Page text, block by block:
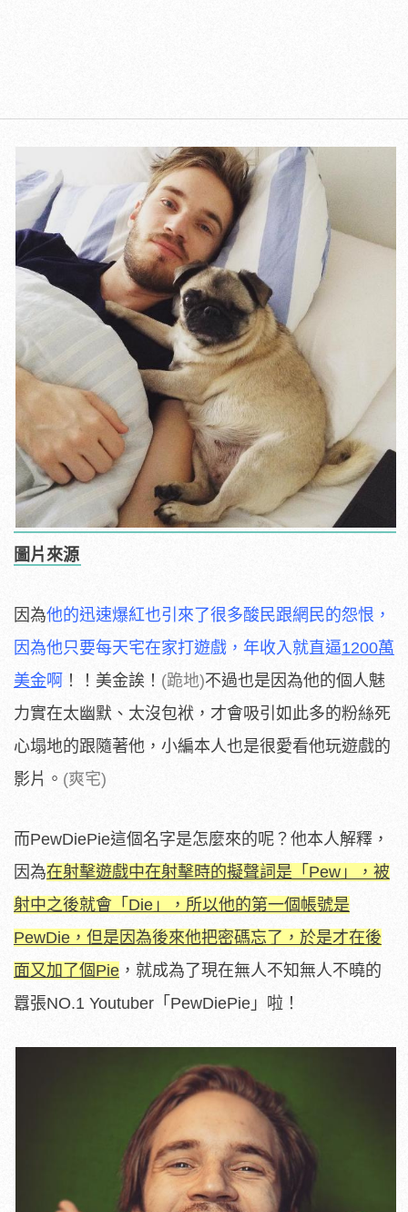
圖片來源
因為他的迅速爆紅也引來了很多酸民跟網民的怨恨，
因為他只要每天宅在家打遊戲，年收入就直逼1200萬
美金啊 ！！美金誒！ (跪地)不過也是因為他的個人魅
力實在太幽默、太沒包袱，才會吸引如此多的粉絲死
心塌地的跟隨著他，小編本人也是很愛看他玩遊戲的
影片。 (爽宅)
而PewDiePie這個名字是怎麼來的呢？他本人解釋，
因為在射擊遊戲中在射擊時的擬聲詞是「Pew」，被
射中之後就會「Die」，所以他的第一個帳號是
PewDie，但是因為後來他把密碼忘了，於是才在後
面又加了個Pie ，就成為了現在無人不知無人不曉的
囂張NO.1 Youtuber「PewDiePie」啦！